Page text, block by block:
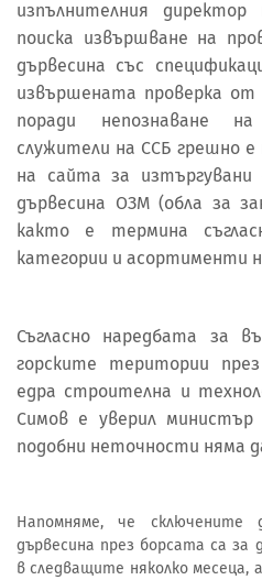
изпълнителния
поиска извършване на
дървесина със
извършената проверка
поради непознаване
служители на ССБ грешно е
на сайта за
дървесина ОЗМ (обла за
както е термина
категории и асортименти
Съгласно наредбата за
горските територии
едра строителна и
Симов е уверил
подобни неточности няма
Напомняме, че сключените
дървесина през борсата са
в следващите няколко месеца,